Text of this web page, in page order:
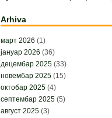
Arhiva
март 2026 (1)
јануар 2026 (36)
децембар 2025(33)
новембар 2025(15)
октобар 2025(4)
септембар 2025(5)
август 2025(3)